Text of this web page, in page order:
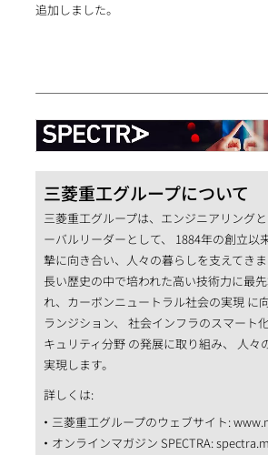
追加しました。
三菱重工グループについて
三菱重工グループは、エンジニアリング
ーバルリーダーとして、 1884年の創立以
摯に向き合い、人々の暮らしを支えてきま
長い歴史の中で培われた高い技術力に最
れ、カーボンニュートラル社会の実現 に
ランジション、 社会インフラのスマート
キュリティ分野 の発展に取り組み、 人々
実現します。
詳しくは:
三菱重工グループのウェブサイト:
オンラインマガジン SPECTRA: